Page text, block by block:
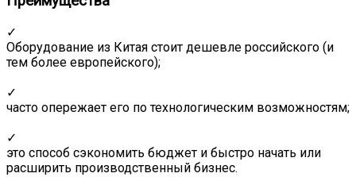
✓
Оборудование из Китая стоит дешевле российского (и
тем более европейского);
✓
часто опережает его по технологическим возможностям;
✓
это способ сэкономить бюджет и быстро начать или
расширить производственный бизнес.